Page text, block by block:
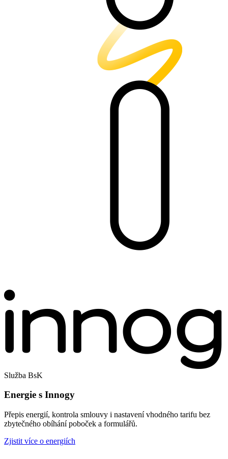
Služba BsK
Energie s Innogy
Přepis energií, kontrola smlouvy i nastavení vhodného tarifu bez
zbytečného obíhání poboček a formulářů.
Zjistit více o energiích